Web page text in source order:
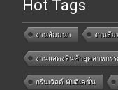
Hot Tags
งานสัมมนา งานสั
งานแสดงสินค้าอุตสาหกร
กรีนเวิลด์ พับลิเคชั่น